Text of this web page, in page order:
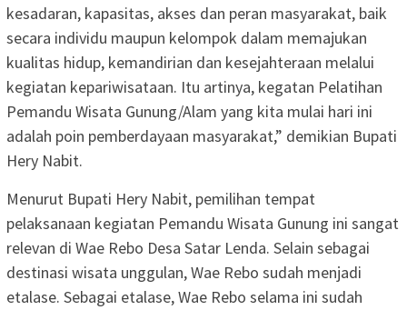
kesadaran, kapasitas, akses dan peran masyarakat, baik
secara individu maupun kelompok dalam memajukan
kualitas hidup, kemandirian dan kesejahteraan melalui
kegiatan kepariwisataan. Itu artinya, kegatan Pelatihan
Pemandu Wisata Gunung/Alam yang kita mulai hari ini
adalah poin pemberdayaan masyarakat,” demikian Bupati
Hery Nabit.
Menurut Bupati Hery Nabit, pemilihan tempat
pelaksanaan kegiatan Pemandu Wisata Gunung ini sangat
relevan di Wae Rebo Desa Satar Lenda. Selain sebagai
destinasi wisata unggulan, Wae Rebo sudah menjadi
etalase. Sebagai etalase, Wae Rebo selama ini sudah